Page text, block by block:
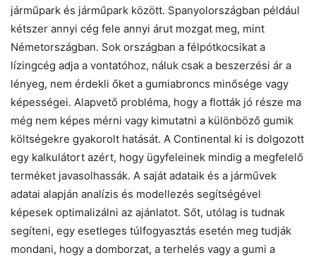
járműpark és járműpark között. Spanyolországban például
kétszer annyi cég fele annyi árut mozgat meg, mint
Németországban. Sok országban a félpótkocsikat a
lízingcég adja a vontatóhoz, náluk csak a beszerzési ár a
lényeg, nem érdekli őket a gumiabroncs minősége vagy
képességei. Alapvető probléma, hogy a flották jó része ma
még nem képes mérni vagy kimutatni a különböző gumik
költségekre gyakorolt hatását. A Continental ki is dolgozott
egy kalkulátort azért, hogy ügyfeleinek mindig a megfelelő
terméket javasolhassák. A saját adataik és a járművek
adatai alapján analízis és modellezés segítségével
képesek optimalizálni az ajánlatot. Sőt, utólag is tudnak
segíteni, egy esetleges túlfogyasztás esetén meg tudják
mondani, hogy a domborzat, a terhelés vagy a gumi a